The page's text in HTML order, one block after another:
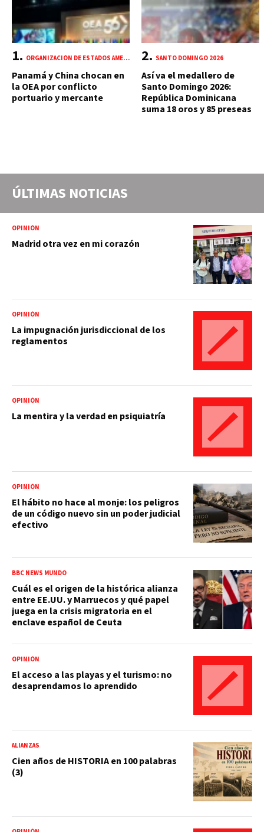
ORGANIZACIÓN DE ESTADOS AMERICANOS (OEA)
Panamá y China chocan en
la OEA por conflicto
portuario y mercante
SANTO DOMINGO 2026
Así va el medallero de
Santo Domingo 2026:
República Dominicana
suma 18 oros y 85 preseas
ÚLTIMAS NOTICIAS
OPINIÓN
Madrid otra vez en mi corazón
OPINIÓN
La impugnación jurisdiccional de los
reglamentos
OPINIÓN
La mentira y la verdad en psiquiatría
OPINIÓN
El hábito no hace al monje: los peligros
de un código nuevo sin un poder judicial
efectivo
BBC NEWS MUNDO
Cuál es el origen de la histórica alianza
entre EE.UU. y Marruecos y qué papel
juega en la crisis migratoria en el
enclave español de Ceuta
OPINIÓN
El acceso a las playas y el turismo: no
desaprendamos lo aprendido
ALIANZAS
Cien años de HISTORIA en 100 palabras
(3)